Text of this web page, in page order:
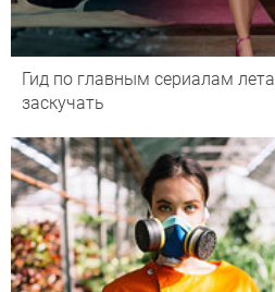
Гид по главным сериалам
заскучать